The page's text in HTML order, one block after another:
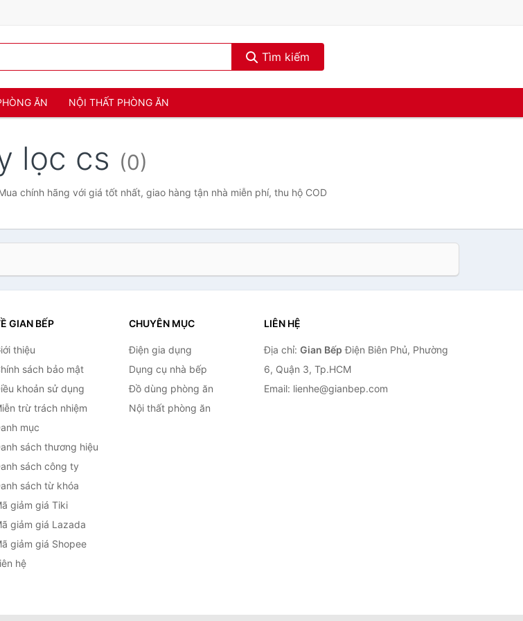
Tìm kiếm
ĂN NỘI THẤT PHÒNG ĂN
lọc cs (0)
chính hãng với giá tốt nhất, giao hàng tận nhà miễn phí, thu hộ COD
GIAN BẾP
thiệu
sách bảo mật
khoản sử dụng
trừ trách nhiệm
mục
sách thương hiệu
sách công ty
sách từ khóa
giảm giá Tiki
giảm giá Lazada
giảm giá Shopee
hệ
CHUYÊN MỤC
Điện gia dụng
Dụng cụ nhà bếp
Đồ dùng phòng ăn
Nội thất phòng ăn
LIÊN HỆ
Địa chỉ: Gian Bếp Điện Biên Phủ, Phường
6, Quận 3, Tp.HCM
Email: lienhe@gianbep.com